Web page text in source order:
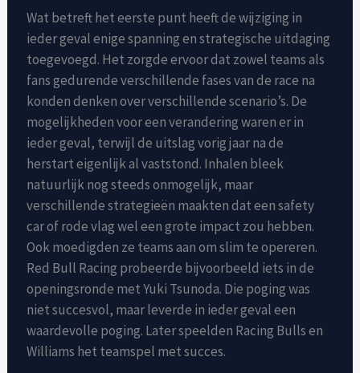
Wat betreft het eerste punt heeft de wijziging in
ieder geval enige spanning en strategische uitdaging
toegevoegd. Het zorgde ervoor dat zowel teams als
fans gedurende verschillende fases van de race na
konden denken over verschillende scenario’s. De
mogelijkheden voor een verandering waren er in
ieder geval, terwijl de uitslag vorig jaar na de
herstart eigenlijk al vaststond. Inhalen bleek
natuurlijk nog steeds onmogelijk, maar
verschillende strategieën maakten dat een safety
car of rode vlag wel een grote impact zou hebben.
Ook moedigden ze teams aan om slim te opereren.
Red Bull Racing probeerde bijvoorbeeld iets in de
openingsronde met Yuki Tsunoda. Die poging was
niet succesvol, maar leverde in ieder geval een
waardevolle poging. Later speelden Racing Bulls en
Williams het teamspel met succes.